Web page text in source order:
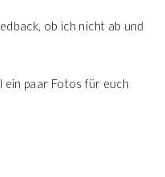
ob ich nicht ab und
paar Fotos für euch